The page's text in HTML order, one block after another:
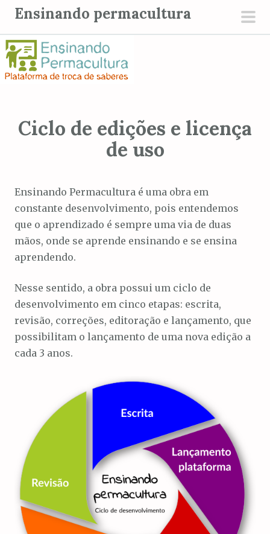
Ensinando permacultura
Ciclo de edições e licença
de uso
Ensinando Permacultura é uma obra em
constante desenvolvimento, pois entendemos
que o aprendizado é sempre uma via de duas
mãos, onde se aprende ensinando e se ensina
aprendendo.
Nesse sentido, a obra possui um ciclo de
desenvolvimento em cinco etapas: escrita,
revisão, correções, editoração e lançamento, que
possibilitam o lançamento de uma nova edição a
cada 3 anos.